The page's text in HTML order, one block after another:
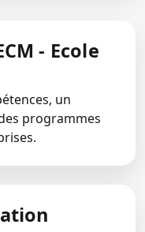
- Ecole
un
programmes